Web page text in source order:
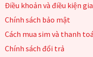
Điều khoản và điều kiện
Chính sách bảo mật
Cách mua sim và thanh
Chính sách đổi trả